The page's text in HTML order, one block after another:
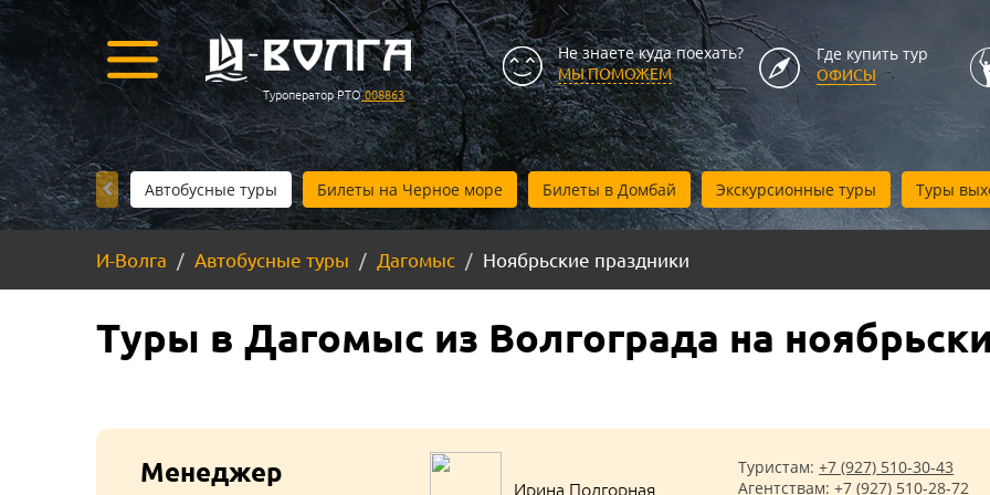
Туроператор РТО008863
Не знаете куда поехать?
МЫ ПОМОЖЕМ
Где купить тур
ОФИСЫ
Автобусные туры Билеты на Черное море Билеты в Домбай Экскурсионные туры Туры
И-Волга Автобусные туры Дагомыс Ноябрьские праздники
Туры в Дагомыс из Волгограда на
Менеджер
Ирина Подгорная
Туристам:+7 (927) 510-30-43
Агентствам:+7 (927) 510-28-72